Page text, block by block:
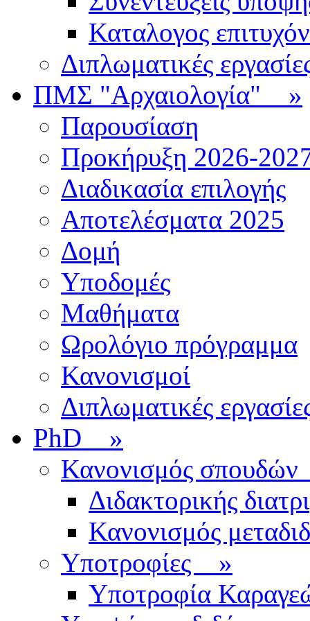
Καταλογος
Διπλωματικές
ΠΜΣ "Αρχαιολογία" »
Παρουσίαση
Προκήρυξη 2026-
Διαδικασία επιλογής
Αποτελέσματα 2025
Δομή
Υποδομές
Μαθήματα
Ωρολόγιο πρόγραμμα
Κανονισμοί
Διπλωματικές
PhD »
Κανονισμός
Διδακτορικής
Κανονισμός
Υποτροφίες »
Υποτροφία